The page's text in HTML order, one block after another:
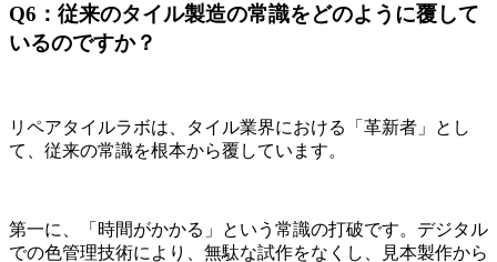
Q6：従来のタイル製造の常識をどのように覆して
いるのですか？
リペアタイルラボは、タイル業界における「革新者」とし
て、従来の常識を根本から覆しています。
第一に、「時間がかかる」という常識の打破です。デジタル
での色管理技術により、無駄な試作をなくし、見本製作から